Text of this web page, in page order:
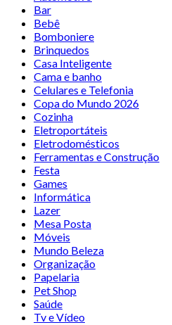
Bar
Bebê
Bomboniere
Brinquedos
Casa Inteligente
Cama e banho
Celulares e Telefonia
Copa do Mundo 2026
Cozinha
Eletroportáteis
Eletrodomésticos
Ferramentas e Construção
Festa
Games
Informática
Lazer
Mesa Posta
Móveis
Mundo Beleza
Organização
Papelaria
Pet Shop
Saúde
Tv e Vídeo